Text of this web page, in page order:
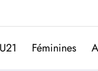
du football
Féminines